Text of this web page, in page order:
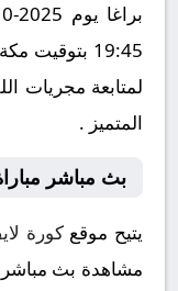
19:45
لمتابعة مجريات
المتميز .
بث مباشر
يتيح موقعكورة
مشاهدة بث مباشر